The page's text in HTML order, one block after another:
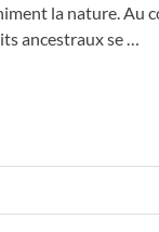
la nature. Au
ancestraux se …